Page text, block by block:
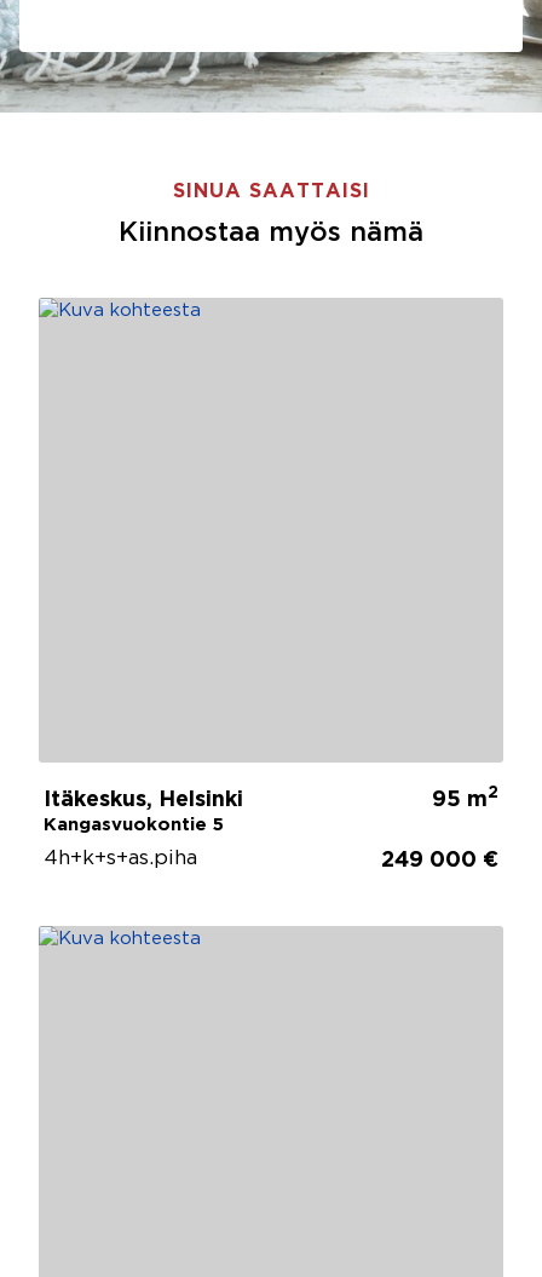
SINUA SAATTAISI
Kiinnostaa myös nämä
Itäkeskus, Helsinki
Kangasvuokontie 5
95 m2
4h+k+s+as.piha 249 000 €